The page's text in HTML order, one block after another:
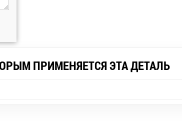
ПРИМЕНЯЕТСЯ ЭТА ДЕТАЛЬ